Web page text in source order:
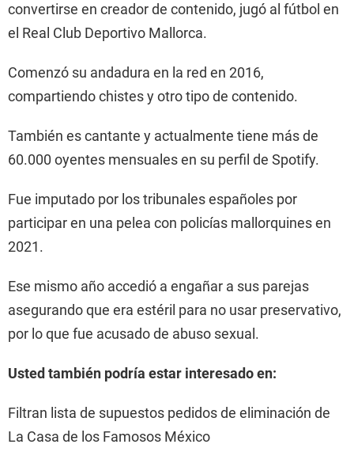
convertirse en creador de contenido, jugó al fútbol en
el Real Club Deportivo Mallorca.
Comenzó su andadura en la red en 2016,
compartiendo chistes y otro tipo de contenido.
También es cantante y actualmente tiene más de
60.000 oyentes mensuales en su perfil de Spotify.
Fue imputado por los tribunales españoles por
participar en una pelea con policías mallorquines en
2021.
Ese mismo año accedió a engañar a sus parejas
asegurando que era estéril para no usar preservativo,
por lo que fue acusado de abuso sexual.
Usted también podría estar interesado en:
Filtran lista de supuestos pedidos de eliminación de
La Casa de los Famosos México